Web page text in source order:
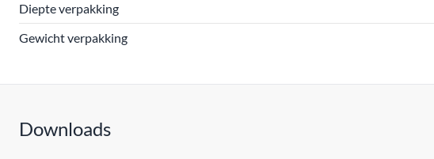
Diepte verpakking
Gewicht verpakking
Downloads